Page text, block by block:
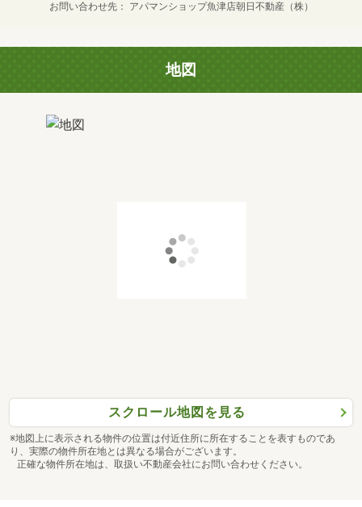
お問い合わせ先 アパマンショップ魚津店朝日不動産（株）
地図
スクロール地図を見る
※地図上に表示される物件の位置は付近住所に所在することを表すものであ
り、実際の物件所在地とは異なる場合がございます。
正確な物件所在地は、取扱い不動産会社にお問い合わせください。